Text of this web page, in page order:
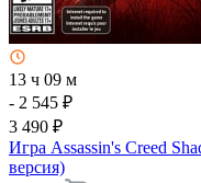
13 ч 09 м
- 2 545 ₽
3 490 ₽
Игра Assassin's Creed
версия)